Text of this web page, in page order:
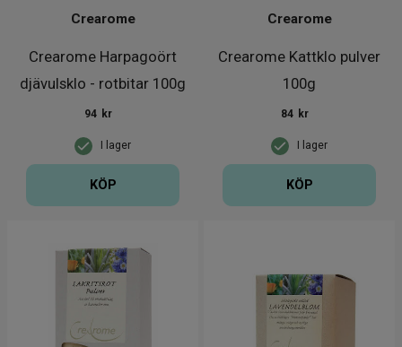
Crearome Harpagoört
djävulsklo - rotbitar 100g
Crearome
I lager
94 kr
KÖP
Crearome Kattklo pulver
100g
Crearome
I lager
84 kr
KÖP